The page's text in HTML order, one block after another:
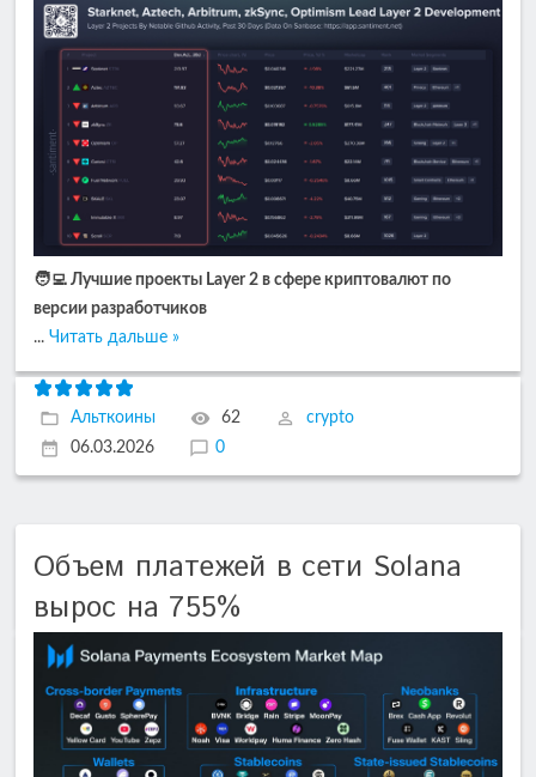
🧑‍💻 Лучшие проекты Layer 2 в сфере криптовалют по
версии разработчиков
... Читать дальше »
Альткоины 62
crypto
06.03.2026
0
Объем платежей в сети Solana
вырос на 755%